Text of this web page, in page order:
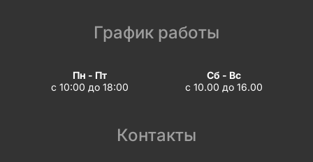
График работы
Пн - Пт
с 10:00 до 18:00
Сб - Вс
с 10.00 до 16.00
Контакты